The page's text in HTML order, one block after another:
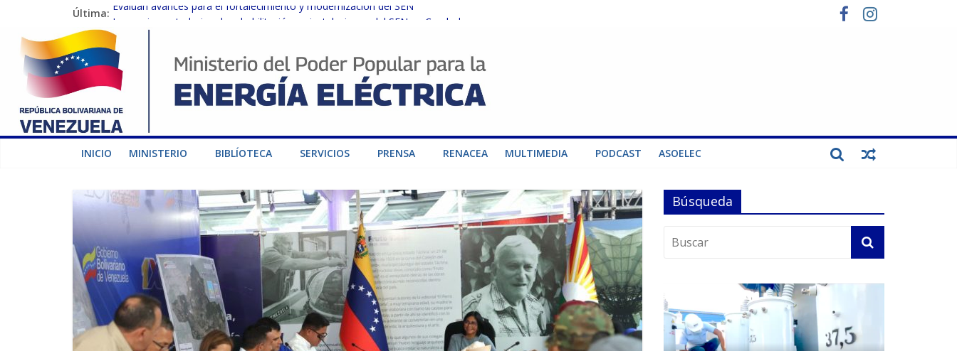
Última: Evalúan avances para el fortalecimiento y modernización del SEN
Inspeccionan trabajos de rehabilitación en instalaciones del SEN en Carabobo
Gobierno Nacional activa plan preventivo para fortalecer el SEN ante el fenómeno de El Niño
Termocarabobo recupera el 50% de su capacidad de generación para fortalecer el SEN
Condecoran a trabajadores del sector eléctrico por su heroica labor tras el doble sismo del 24-J
INICIO MINISTERIO BIBLÍOTECA SERVICIOS PRENSA RENACEA MULTIMEDIA PODCAST ASOELEC
Búsqueda